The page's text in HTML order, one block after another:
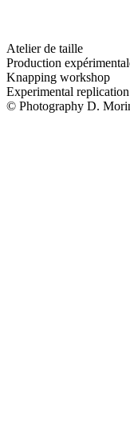
Atelier de taille
Production
Knapping workshop
Experimental
© Photography D.